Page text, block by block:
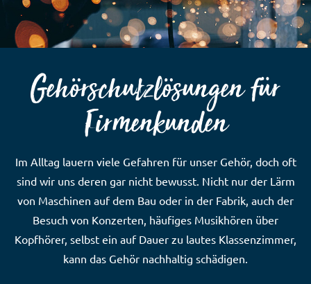
Gehörschutzlösungen für
Firmenkunden
Im Alltag lauern viele Gefahren für unser Gehör, doch oft
sind wir uns deren gar nicht bewusst. Nicht nur der Lärm
von Maschinen auf dem Bau oder in der Fabrik, auch der
Besuch von Konzerten, häufiges Musikhören über
Kopfhörer, selbst ein auf Dauer zu lautes Klassenzimmer,
kann das Gehör nachhaltig schädigen.